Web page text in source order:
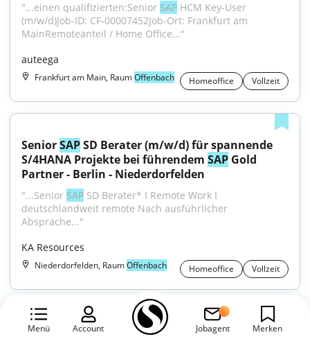
"...einen qualifizierten:Senior SAP HCM Key-User
(m/w/d)Job-ID: CF-00007452Job-Ort: Frankfurt am
MainRemoteanteil / Home Office..."
auteega
Frankfurt am Main, RaumOffenbach Homeoffice Vollzeit
Senior SAP SD Berater (m/w/d) für spannende
S/4HANA Projekte bei führendem SAP Gold
Partner - Berlin - Niederdorfelden
"...Senior SAP SD Berater* I Remote Work I
deutschlandweit remote Nach ausführlicher
Absprache..."
KA Resources
Niederdorfelden, RaumOffenbach Homeoffice Vollzeit
Senior Testmanager Sap (All Genders)
Menü Account Jobagent Merken